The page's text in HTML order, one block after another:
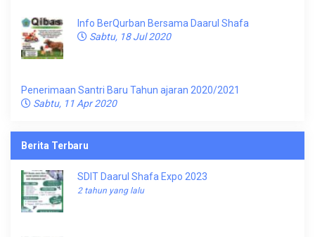
Info BerQurban Bersama Daarul Shafa
Sabtu, 18 Jul 2020
Penerimaan Santri Baru Tahun ajaran 2020/2021
Sabtu, 11 Apr 2020
Berita Terbaru
SDIT Daarul Shafa Expo 2023
2 tahun yang lalu